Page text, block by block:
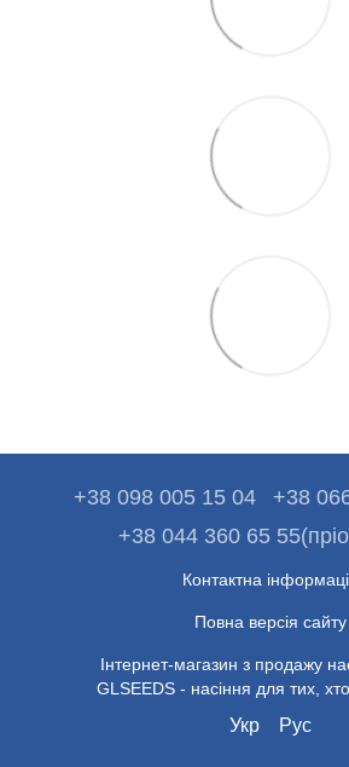
+38 098 005 15 04
+38
+38 044 360 65
Контактна
Повна версія сайту
Інтернет-магазин з продажу
GLSEEDS - насіння для тих, хто
Укр Рус